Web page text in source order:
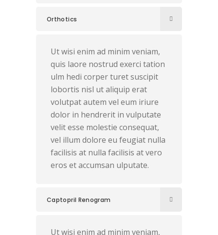
Orthotics
Ut wisi enim ad minim veniam,
quis laore nostrud exerci tation
ulm hedi corper turet suscipit
lobortis nisl ut aliquip erat
volutpat autem vel eum iriure
dolor in hendrerit in vulputate
velit esse molestie consequat,
vel illum dolore eu feugiat nulla
facilisis at nulla facilisis at vero
eros et accumsan ulputate.
Captopril Renogram
Ut wisi enim ad minim veniam,